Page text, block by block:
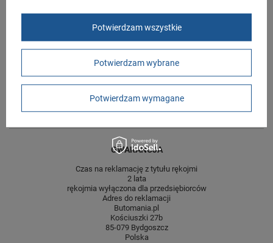
Płeć męskie
Długość towaru w
30
Szerokość towaru w
centymetrach
Więcej
20
Wysokość towaru w
centymetrach
Więcej
12
GWARANCJA
Czas na reklamację z tytułu rękojmi
2 lata
rękojmia wyłączona dla przedsiębiorców
Adres do reklamacji
Butomania.pl
Kościuszki 27b
85-079 Bydgoszcz
Polska
Potwierdzam wybrane
Potwierdzam wymagane
Potwierdzam wszystkie